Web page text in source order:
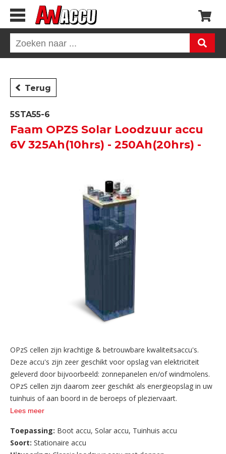
Terug
5STA55-6
Faam OPZS Solar Loodzuur accu
6V 325Ah(10hrs) - 250Ah(20hrs) -
OPzS cellen zijn krachtige & betrouwbare kwaliteitsaccu's.
Deze accu's zijn zeer geschikt voor opslag van elektriciteit
geleverd door bijvoorbeeld: zonnepanelen en/of windmolens.
OPzS cellen zijn daarom zeer geschikt als energieopslag in uw
tuinhuis of aan boord in de beroeps of pleziervaart.
Lees meer
Toepassing: Boot accu, Solar accu, Tuinhuis accu
Soort: Stationaire accu